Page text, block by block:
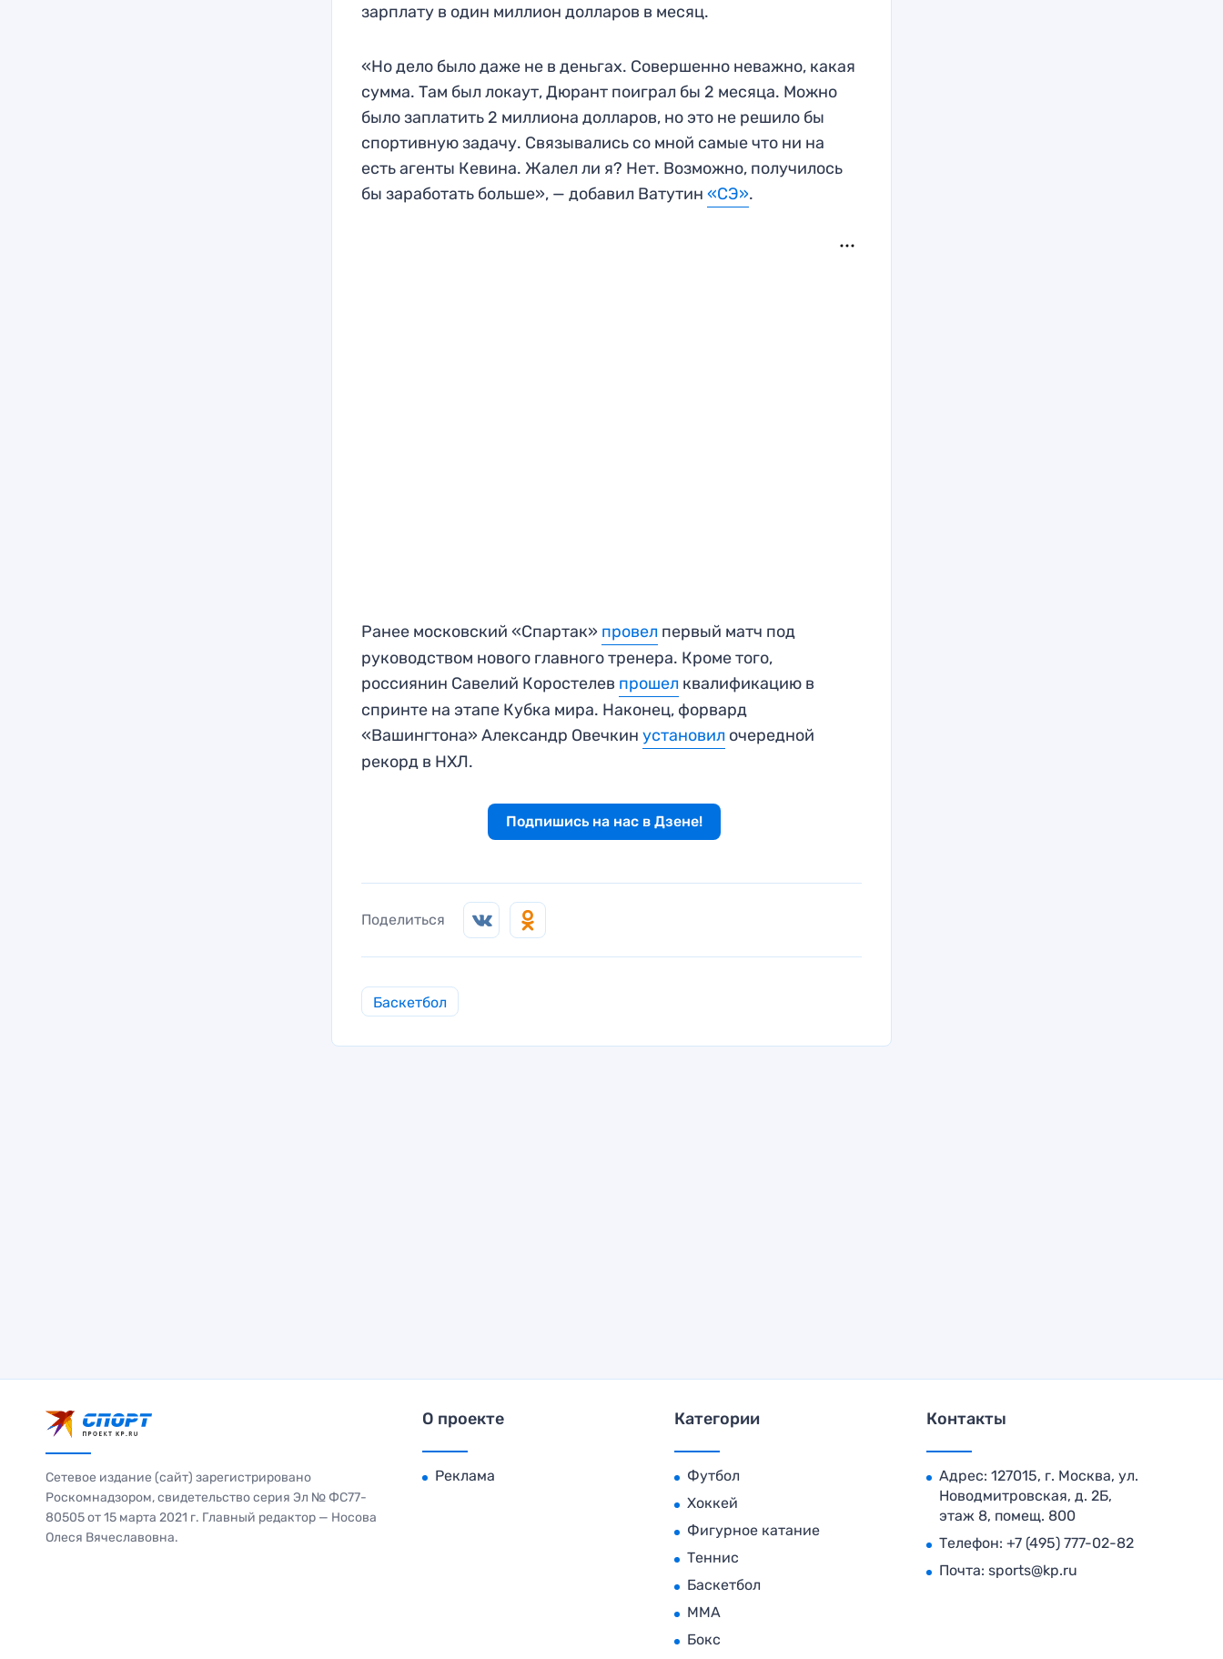
зарплату в один миллион долларов в месяц.
«Но дело было даже не в деньгах. Совершенно неважно, какая
сумма. Там был локаут, Дюрант поиграл бы 2 месяца. Можно
было заплатить 2 миллиона долларов, но это не решило бы
спортивную задачу. Связывались со мной самые что ни на
есть агенты Кевина. Жалел ли я? Нет. Возможно, получилось
бы заработать больше», — добавил Ватутин«СЭ».
Ранее московский «Спартак» провел первый матч под
руководством нового главного тренера. Кроме того,
россиянин Савелий Коростелев прошел квалификацию в
спринте на этапе Кубка мира. Наконец, форвард
«Вашингтона» Александр Овечкинустановил очередной
рекорд в НХЛ.
Подпишись на нас в Дзене!
Поделиться
Баскетбол
Сетевое издание (сайт) зарегистрировано
Роскомнадзором, свидетельство серия Эл № ФС77-
80505 от 15 марта 2021 г. Главный редактор — Носова
Олеся Вячеславовна.
О проекте
Реклама
Категории
Футбол
Хоккей
Фигурное катание
Теннис
Баскетбол
MMA
Бокс
Контакты
Адрес: 127015, г. Москва, ул.
Новодмитровская, д. 2Б,
этаж 8, помещ. 800
Телефон: +7 (495) 777-02-82
Почта: sports@kp.ru